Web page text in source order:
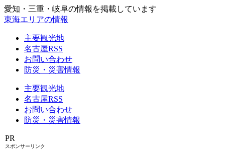
愛知・三重・岐阜の情報を掲載しています
東海エリアの情報
主要観光地
名古屋RSS
お問い合わせ
防災・災害情報
主要観光地
名古屋RSS
お問い合わせ
防災・災害情報
PR
スポンサーリンク